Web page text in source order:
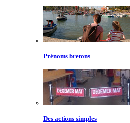
Prénoms bretons
Des actions simples